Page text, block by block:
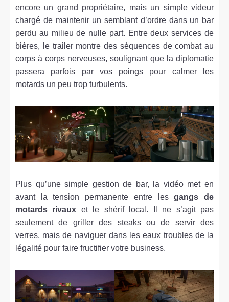
encore un grand propriétaire, mais un simple videur
chargé de maintenir un semblant d’ordre dans un bar
perdu au milieu de nulle part. Entre deux services de
bières, le trailer montre des séquences de combat au
corps à corps nerveuses, soulignant que la diplomatie
passera parfois par vos poings pour calmer les
motards un peu trop turbulents.
Plus qu’une simple gestion de bar, la vidéo met en
avant la tension permanente entre lesgangs de
motards rivaux et le shérif local. Il ne s’agit pas
seulement de griller des steaks ou de servir des
verres, mais de naviguer dans les eaux troubles de la
légalité pour faire fructifier votre business.